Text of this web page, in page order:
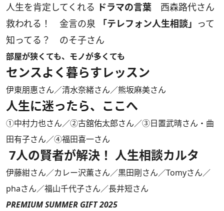
人生を肯定してくれる ドラマの言葉 西森路代さん
救われる！ 金言の泉
「テレフォン人生相談」 って
知ってる？ のそ子さん
部屋が狭くても、モノが多くても
センスよく暮らすレッスン
伊東朋惠さん／清水奈緒さん／熊坂麻美さん
人生に迷ったら、ここへ
①中村力也さん／②古舘佑太郎さん／③日置武晴さん・曲
田有子さん／④福田喜一さん
7人の賢者が解決！ 人生相談カルタ
伊藤紺さん／カレー沢薫さん／黒田剛さん／Tomyさん／
phaさん／福山千代子さん／長井短さん
PREMIUM SUMMER GIFT 2025